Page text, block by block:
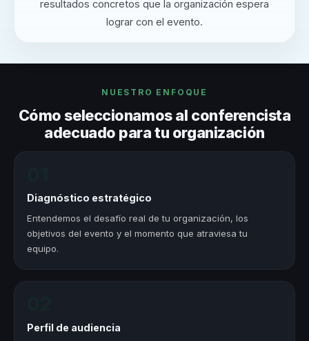
resultados concretos que la organización espera
lograr con el evento.
NUESTRO ENFOQUE
Cómo seleccionamos al conferencista
adecuado para tu organización
Diagnóstico estratégico
Entendemos el desafío real de tu organización, los
objetivos del evento y el momento que atraviesa tu
equipo.
Perfil de audiencia